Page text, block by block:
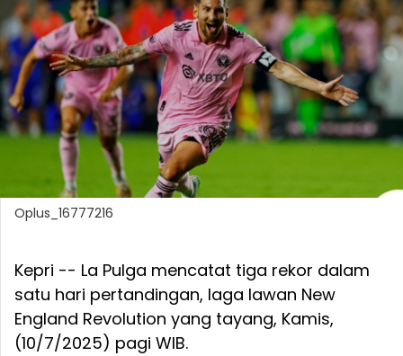
Oplus_16777216
Kepri -- La Pulga mencatat tiga rekor dalam
satu hari pertandingan, laga lawan New
England Revolution yang tayang, Kamis,
(10/7/2025) pagi WIB.